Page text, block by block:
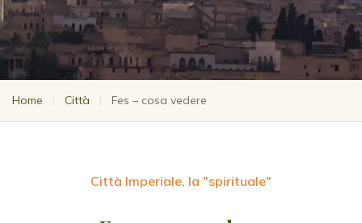
Home | Città | Fes – cosa vedere
Città Imperiale, la "spirituale"